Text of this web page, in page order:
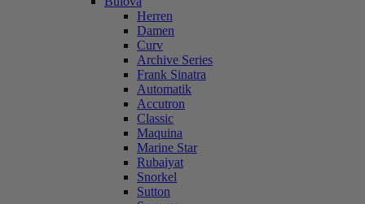
Herren
Damen
Curv
Archive Series
Frank Sinatra
Automatik
Accutron
Classic
Maquina
Marine Star
Rubaiyat
Snorkel
Sutton